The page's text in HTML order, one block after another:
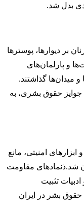
بدل شد.
بر دیوارها، پوسترها
و پارلمان‌های
و میدان‌ها گذاشتند.
جوایز حقوق بشری، به
امنیتی، مانع
شد.ذنمادهای مقاومت
تثبیت
بشر در ایران